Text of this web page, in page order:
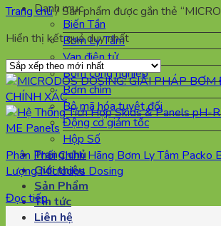
Danh mục
Biến Tần
Bơm Ly Tâm
Van điện tử
Bơm công nghiệp
Bơm chìm
Bộ mã hóa tuyệt đối
Động cơ giảm tốc
Hộp Số
Trang chủ
Giới thiệu
Sản Phẩm
Tin tức
Liên hệ
Trang chủ/Sản phẩm được gắn thẻ
Hiển thị kết quả duy nhất
Phân Phối Chính Hãng Bơm Ly Tâm Packo
Lượng Microdos Dosing
Đọc tiếp